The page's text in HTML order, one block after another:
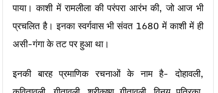
पाया। काशी में रामलीला की परंपरा आरंभ की, जो आज भी
प्रचलित है। इनका स्वर्गवास भी संवत 1680 में काशी में ही
असी-गंगा के तट पर हुआ था।
इनकी बारह प्रमाणिक रचनाओं के नाम है- दोहावली,